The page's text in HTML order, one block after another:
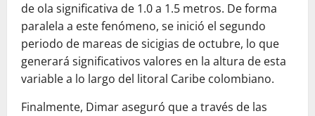
de ola significativa de 1.0 a 1.5 metros. De forma
paralela a este fenómeno, se inició el segundo
periodo de mareas de sicigias de octubre, lo que
generará significativos valores en la altura de esta
variable a lo largo del litoral Caribe colombiano.
Finalmente, Dimar aseguró que a través de las